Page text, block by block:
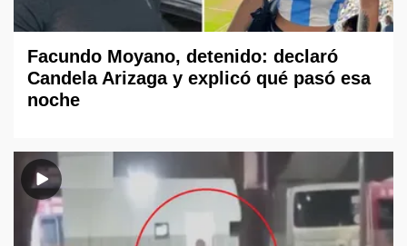
Facundo Moyano, detenido: declaró
Candela Arizaga y explicó qué pasó esa
noche